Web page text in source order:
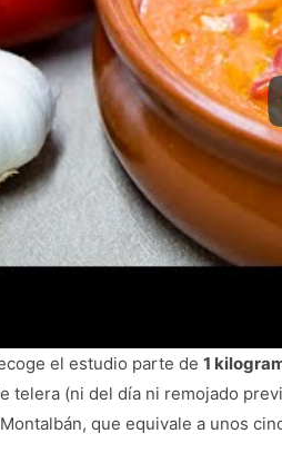
el estudio parte de 1
telera (ni del día ni remojado
que equivale a unos